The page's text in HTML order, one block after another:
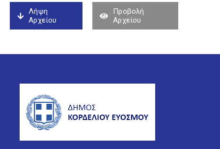
Λήψη
Αρχείου
Προβολή
Αρχείου